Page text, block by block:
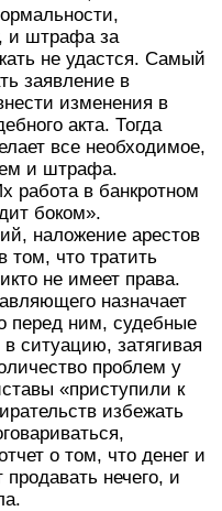
и штрафа за
не удастся. Самый
заявление в
изменения в
акта. Тогда
все необходимое,
и штрафа.
работа в банкротном
боком».
наложение арестов
том, что тратить
не имеет права.
назначает
перед ним, судебные
ситуацию, затягивая
проблем у
«приступили к
избежать
о том, что денег и
нечего, и